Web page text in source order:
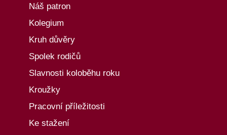
Náš patron
Kolegium
Kruh důvěry
Spolek rodičů
Slavnosti koloběhu roku
Kroužky
Pracovní příležitosti
Ke stažení